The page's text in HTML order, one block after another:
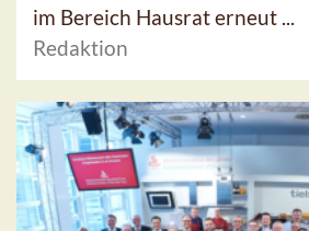
im Bereich Hausrat erneut ...
Redaktion